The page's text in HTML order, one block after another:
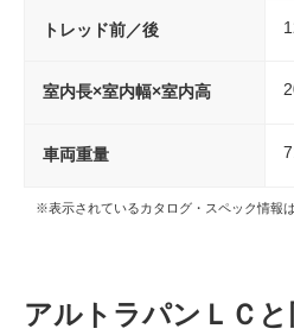
トレッド前／後
室内長×室内幅×室内高
車両重量
※表示されているカタログ・スペック情報
アルトラパンＬＣ